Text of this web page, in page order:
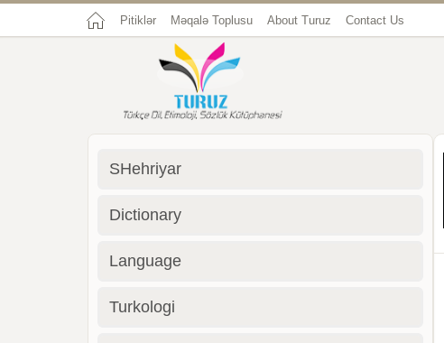
Pitiklər Məqalə Toplusu About Turuz Contact Us
SHehriyar
Dictionary
Language
Turkologi